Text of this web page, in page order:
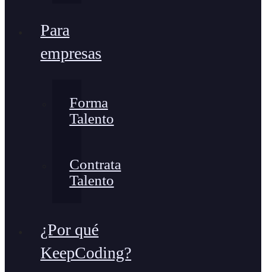
Para
empresas
Forma
Talento
Contrata
Talento
¿Por qué
KeepCoding?